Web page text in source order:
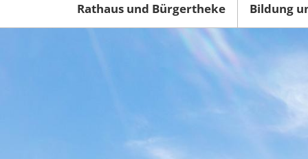
Rathaus und Bürgertheke Bildung